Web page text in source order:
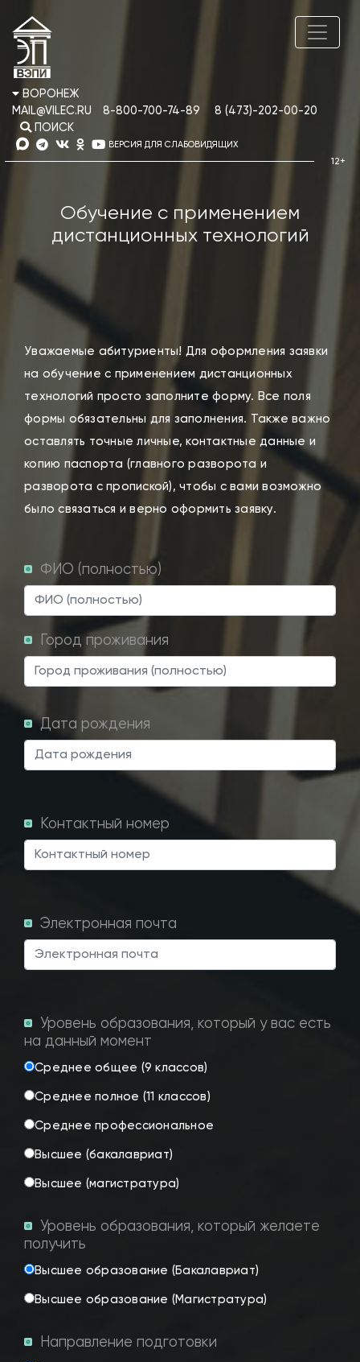
ВОРОНЕЖ
MAIL@VILEC.RU
8-800-700-74-89
8 (473)-202-00-20
ПОИСК
ВЕРСИЯ ДЛЯ СЛАБОВИДЯЩИХ
Обучение с применением
дистанционных технологий
Уважаемые абитуриенты! Для оформления заявки
на обучение с применением дистанционных
технологий просто заполните форму. Все поля
формы обязательны для заполнения. Также важно
оставлять точные личные, контактные данные и
копию паспорта (главного разворота и
разворота с пропиской), чтобы с вами возможно
было связаться и верно оформить заявку.
ФИО (полностью)
Город проживания
Дата рождения
Контактный номер
Электронная почта
Уровень образования, который у вас есть
на данный момент
Среднее общее (9 классов)
Среднее полное (11 классов)
Среднее профессиональное
Высшее (бакалавриат)
Высшее (магистратура)
Уровень образования, который желаете
получить
Высшее образование (Бакалавриат)
Высшее образование (Магистратура)
Направление подготовки